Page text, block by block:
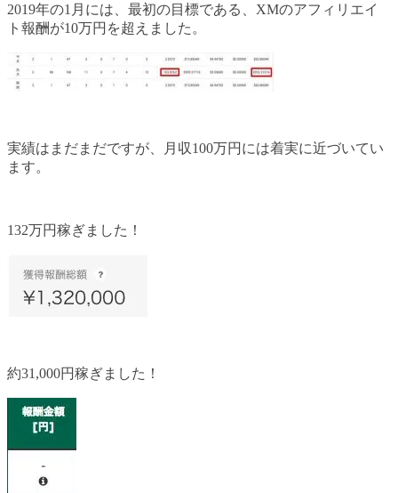
2019年の1月には、最初の目標である、XMのアフィリエイ
ト報酬が10万円を超えました。
実績はまだまだですが、月収100万円には着実に近づいてい
ます。
132万円稼ぎました！
約31,000円稼ぎました！